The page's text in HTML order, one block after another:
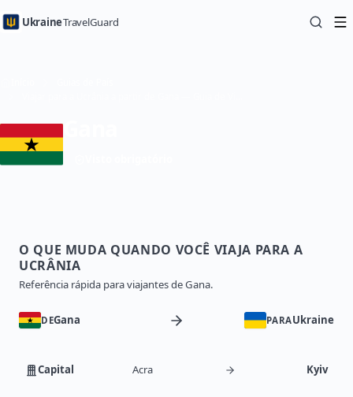
UkraineTravelGuard
O QUE MUDA QUANDO VOCÊ VIAJA PARA A
UCRÂNIA
Referência rápida para viajantes de Gana.
DEGana PARAUkraine
Capital Acra Kyiv